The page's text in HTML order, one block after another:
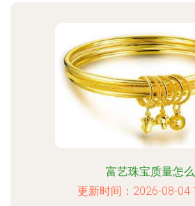
富艺珠宝质量怎
更新时间：2026-08-04